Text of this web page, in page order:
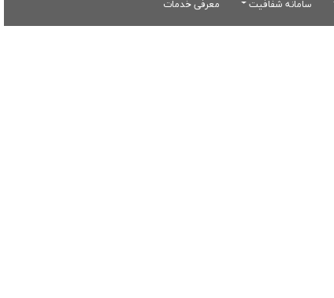
سامانه شفافیت معرفی خدمات